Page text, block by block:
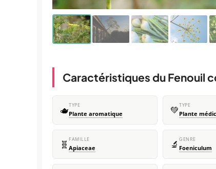
Caractéristiques du Fenouil
🫖TYPE
Plante aromatique 💚TYPE
Plante
🧬 FAMILLE
Apiaceae 🔬 GENRE
Foeniculum